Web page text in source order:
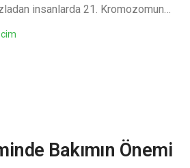
insanlarda 21. Kromozomun…
Bakımın Önemi